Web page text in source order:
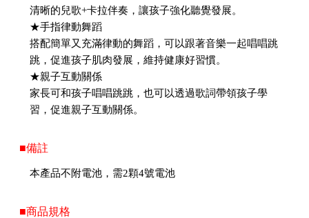
清晰的兒歌+卡拉伴奏，讓孩子強化聽覺發展。
★手指律動舞蹈
搭配簡單又充滿律動的舞蹈，可以跟著音樂一起唱唱跳
跳，促進孩子肌肉發展，維持健康好習慣。
★親子互動關係
家長可和孩子唱唱跳跳，也可以透過歌詞帶領孩子學
習，促進親子互動關係。
■備註
本產品不附電池，需2顆4號電池
■商品規格